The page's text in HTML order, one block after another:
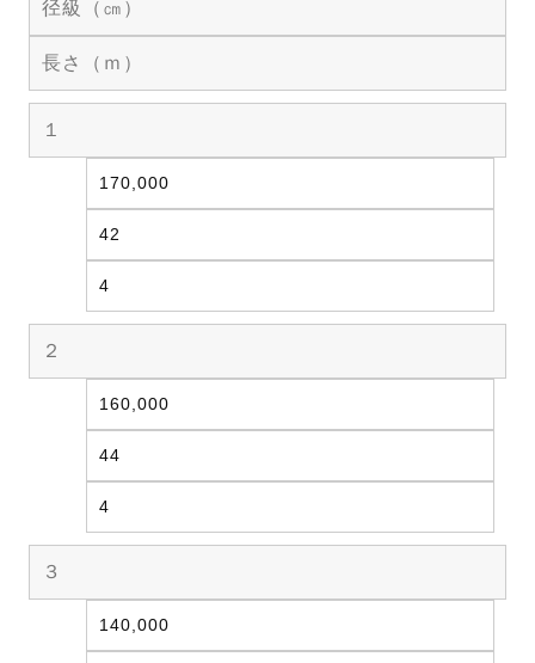
径級（㎝）
長さ（ｍ）
１
170,000
42
4
２
160,000
44
4
３
140,000